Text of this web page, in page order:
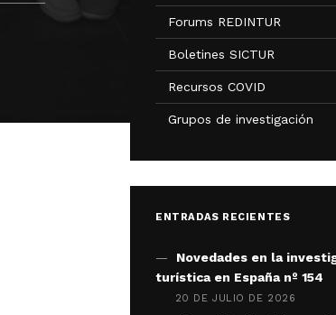
Forums REDINTUR
Boletines SICTUR
Recursos COVID
Grupos de investigación
ENTRADAS RECIENTES
Novedades en la
turística en España nº 154
20 DE JULIO DE 2026